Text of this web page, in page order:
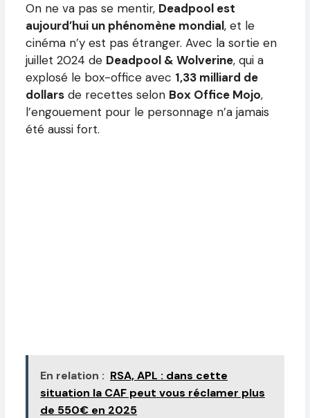
On ne va pas se mentir, Deadpool est
aujourd’hui un phénomène mondial, et le
cinéma n’y est pas étranger. Avec la sortie en
juillet 2024 de Deadpool & Wolverine, qui a
explosé le box-office avec 1,33 milliard de
dollars de recettes selon Box Office Mojo,
l’engouement pour le personnage n’a jamais
été aussi fort.
En relation : RSA, APL : dans cette
situation la CAF peut vous réclamer plus
de 550€ en 2025